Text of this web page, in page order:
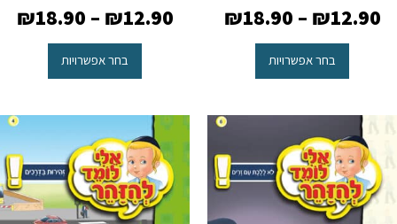
₪12.90
–
₪18.90
בחר אפשרויות
₪12.90
–
₪18.90
בחר אפשרויות